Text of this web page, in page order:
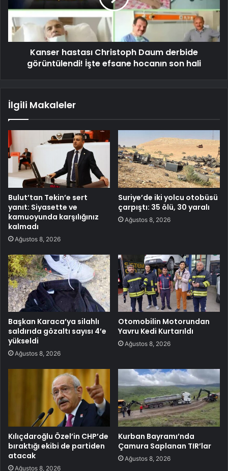
Kanser hastası Christoph Daum derbide
görüntülendi! İşte efsane hocanın son hali
İlgili Makaleler
Bulut’tan Tekin’e sert
yanıt: Siyasette ve
kamuoyunda karşılığınız
kalmadı
Ağustos 8, 2026
Suriye’de iki yolcu otobüsü
çarpıştı: 35 ölü, 30 yaralı
Ağustos 8, 2026
Başkan Karaca’ya silahlı
saldırıda gözaltı sayısı 4’e
yükseldi
Ağustos 8, 2026
Otomobilin Motorundan
Yavru Kedi Kurtarıldı
Ağustos 8, 2026
Kılıçdaroğlu Özel’in CHP’de
bıraktığı ekibi de partiden
atacak
Ağustos 8, 2026
Kurban Bayramı’nda
Çamura Saplanan TIR’lar
Ağustos 8, 2026